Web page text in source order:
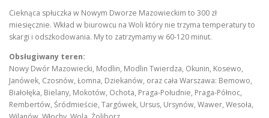
Cieknąca spłuczka w Nowym Dworze Mazowieckim to 300 zł
miesięcznie. Wkład w biurowcu na Woli który nie trzyma temperatury to
skargi i odszkodowania. My to zatrzymamy w 60-120 minut.
Obsługiwany teren:
Nowy Dwór Mazowiecki, Modlin, Modlin Twierdza, Okunin, Kosewo,
Janówek, Czosnów, Łomna, Dziekanów, oraz cała Warszawa: Bemowo,
Białołęka, Bielany, Mokotów, Ochota, Praga-Południe, Praga-Północ,
Rembertów, Śródmieście, Targówek, Ursus, Ursynów, Wawer, Wesoła,